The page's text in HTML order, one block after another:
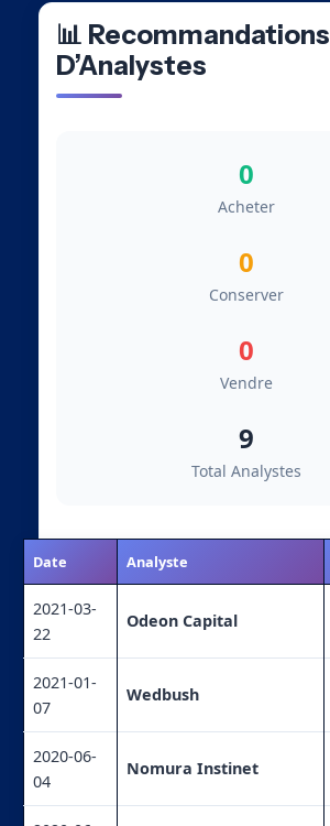
📊 Recommandations
D’Analystes
0
Acheter
0
Conserver
0
Vendre
9
Total Analystes
Date Analyste
2021-03-
22
Odeon Capital
2021-01-
07
Wedbush
2020-06-
04
Nomura Instinet